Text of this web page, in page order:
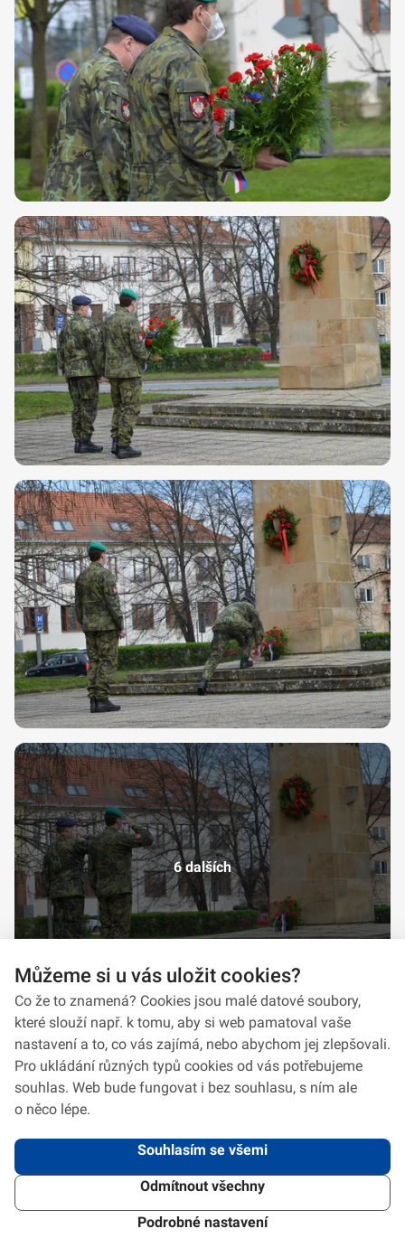
6 dalších
2026 © VeV-VA Vyškov • Informace jsou poskytovány v souladu se zákonem
Design Systém 4.6.3
Můžeme si u vás uložit cookies?
Co že to znamená? Cookies jsou malé datové soubory,
které slouží např. k tomu, aby si web pamatoval vaše
nastavení a to, co vás zajímá, nebo abychom jej zlepšovali.
Pro ukládání různých typů cookies od vás potřebujeme
souhlas. Web bude fungovat i bez souhlasu, s ním ale
o něco lépe.
Souhlasím se všemi
Odmítnout všechny
Podrobné nastavení